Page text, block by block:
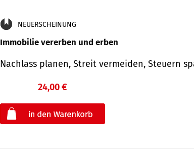
NEUERSCHEINUNG
Immobilie vererben und erben
Nachlass planen, Streit vermeiden, Steuern
24,00 €